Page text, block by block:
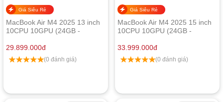
Giá Siêu Rẻ
MacBook Air M4 2025 13 inch
10CPU 10GPU (24GB -
Việt Nam
29.899.000đ
(0 đánh giá)
Giá Siêu Rẻ
MacBook Air M4 2025 15 inch
10CPU 10GPU (24GB -
Việt Nam
33.999.000đ
(0 đánh giá)